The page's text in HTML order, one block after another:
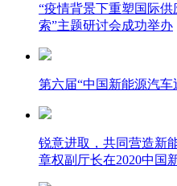
“疫情背景下重塑国际
索”主题研讨会成功举办
第六届“中国新能源汽
锐意进取，共同营造新
章权副厅长在2020中国